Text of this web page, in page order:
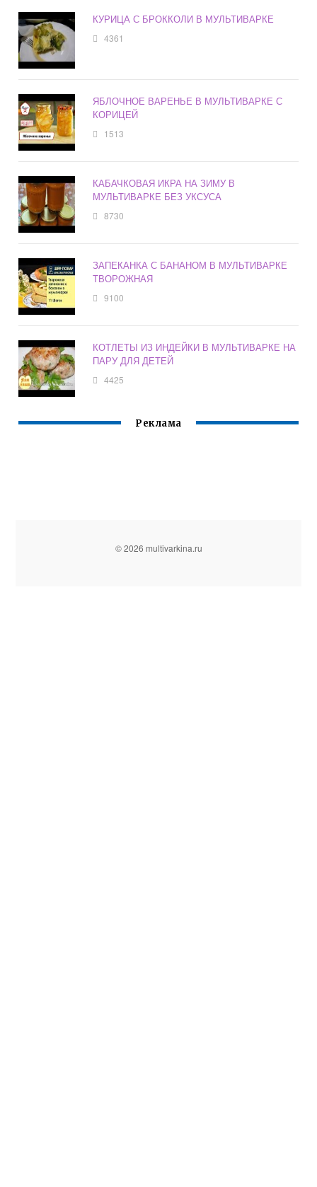
КУРИЦА С БРОККОЛИ В МУЛЬТИВАРКЕ
4361
ЯБЛОЧНОЕ ВАРЕНЬЕ В МУЛЬТИВАРКЕ С
КОРИЦЕЙ
1513
КАБАЧКОВАЯ ИКРА НА ЗИМУ В
МУЛЬТИВАРКЕ БЕЗ УКСУСА
8730
ЗАПЕКАНКА С БАНАНОМ В МУЛЬТИВАРКЕ
ТВОРОЖНАЯ
9100
КОТЛЕТЫ ИЗ ИНДЕЙКИ В МУЛЬТИВАРКЕ НА
ПАРУ ДЛЯ ДЕТЕЙ
4425
Реклама
© 2026 multivarkina.ru